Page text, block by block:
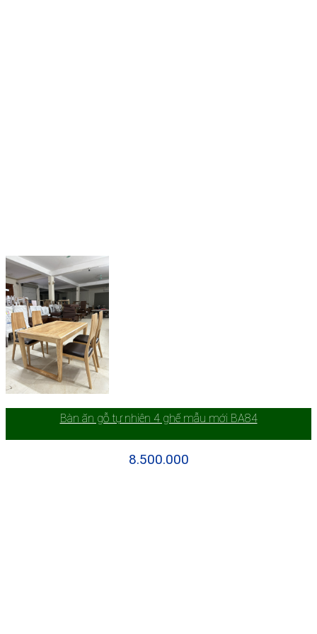
Bàn ăn gỗ tự nhiên 4 ghế mẫu mới BA84
8.500.000